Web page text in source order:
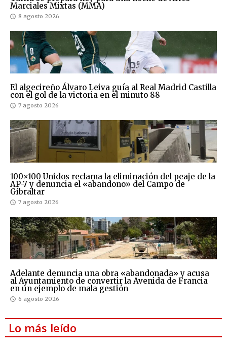
Marciales Mixtas (MMA)
8 agosto 2026
El algecireño Álvaro Leiva guía al Real Madrid Castilla
con el gol de la victoria en el minuto 88
7 agosto 2026
100×100 Unidos reclama la eliminación del peaje de la
AP-7 y denuncia el «abandono» del Campo de
Gibraltar
7 agosto 2026
Adelante denuncia una obra «abandonada» y acusa
al Ayuntamiento de convertir la Avenida de Francia
en un ejemplo de mala gestión
6 agosto 2026
Lo más leído